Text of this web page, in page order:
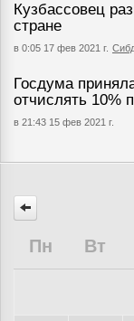
Кузбассовец
стране
в 0:05 17 фев 2021 г.
Госдума
отчислять 10%
в 21:43 15 фев 2021 г.
Пн Вт